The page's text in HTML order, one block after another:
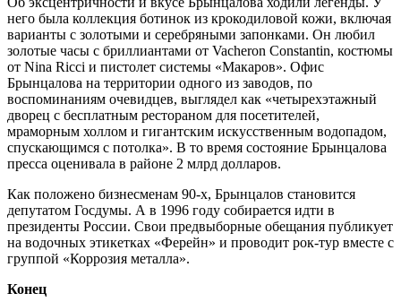
него была коллекция ботинок из крокодиловой кожи, включая
варианты с золотыми и серебряными запонками. Он любил
золотые часы с бриллиантами от Vacheron Constantin, костюмы
от Nina Ricci и пистолет системы «Макаров». Офис
Брынцалова на территории одного из заводов, по
воспоминаниям очевидцев, выглядел как «четырехэтажный
дворец с бесплатным рестораном для посетителей,
мраморным холлом и гигантским искусственным водопадом,
спускающимся с потолка». В то время состояние Брынцалова
пресса оценивала в районе 2 млрд долларов.
Как положено бизнесменам 90-х, Брынцалов становится
депутатом Госдумы. А в 1996 году собирается идти в
президенты России. Свои предвыборные обещания публикует
на водочных этикетках «Ферейн» и проводит рок-тур вместе с
группой «Коррозия металла».
Конец